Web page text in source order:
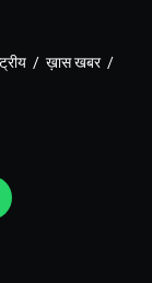
/ ख़ास खबर /